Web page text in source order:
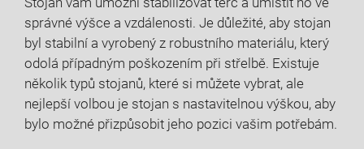
správné výšce a vzdálenosti. Je důležité, aby stojan
byl stabilní a vyrobený z robustního materiálu, který
odolá případným poškozením při střelbě. Existuje
několik typů stojanů, které si můžete vybrat, ale
nejlepší volbou je stojan s nastavitelnou výškou, aby
bylo možné přizpůsobit jeho pozici vašim potřebám.